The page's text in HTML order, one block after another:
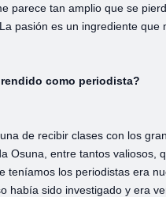
parece tan amplio que se
pasión es un ingrediente que
como periodista?
de recibir clases con los
Osuna, entre tantos valiosos,
los periodistas era
sido investigado y era